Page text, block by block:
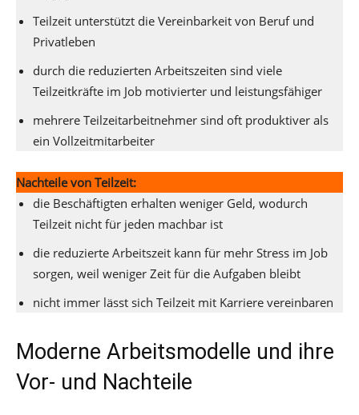
Teilzeit unterstützt die Vereinbarkeit von Beruf und
Privatleben
durch die reduzierten Arbeitszeiten sind viele
Teilzeitkräfte im Job motivierter und leistungsfähiger
mehrere Teilzeitarbeitnehmer sind oft produktiver als
ein Vollzeitmitarbeiter
Nachteile von Teilzeit:
die Beschäftigten erhalten weniger Geld, wodurch
Teilzeit nicht für jeden machbar ist
die reduzierte Arbeitszeit kann für mehr Stress im Job
sorgen, weil weniger Zeit für die Aufgaben bleibt
nicht immer lässt sich Teilzeit mit Karriere vereinbaren
Moderne Arbeitsmodelle und ihre
Vor- und Nachteile